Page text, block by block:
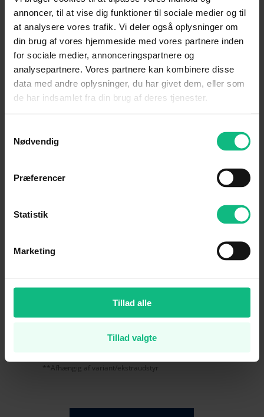
annoncer, til at vise dig funktioner til sociale medier og til
at analysere vores trafik. Vi deler også oplysninger om
din brug af vores hjemmeside med vores partnere inden
for sociale medier, annonceringspartnere og
analysepartnere. Vores partnere kan kombinere disse
data med andre oplysninger, du har givet dem, eller som
de har indsamlet fra din brug af deres tjenester.
Nødvendig
Præferencer
Statistik
Marketing
Tillad alle
Tillad valgte
flere avancerede sikkerhedsfunktioner.
Komfort i topklasse og mere digital
end nogensinde før
I den nye Tucson er der mulighed for
10.25″ touchskærm
KRELL-Lydsystem
Den er også fyldt med connectivity, som
Apple
adgang til Bluelink, hvorfra man kan
styre forskellige funktioner.**
**Afhængig af variant/ekstraudstyr